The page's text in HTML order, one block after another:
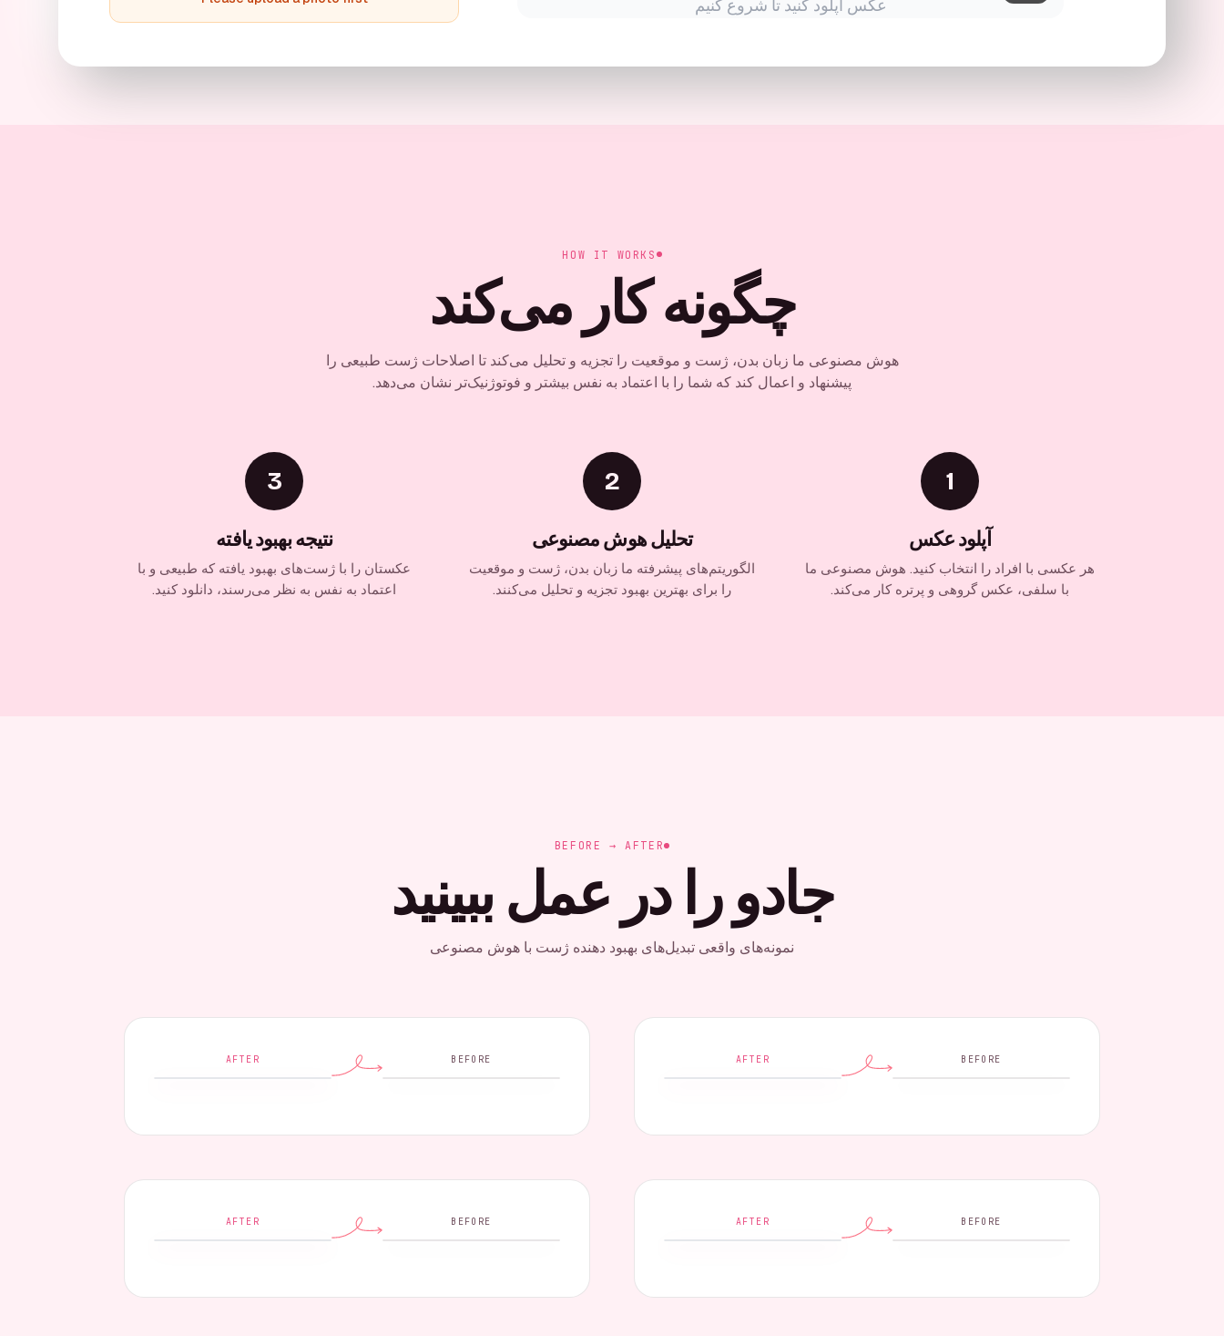
عکس آپلود کنید تا شروع کنیم
HOW IT WORKS
چگونه کار می‌کند
هوش مصنوعی ما زبان بدن، ژست و موقعیت را تجزیه و تحلیل می‌کند تا اصلاحات ژست طبیعی را
پیشنهاد و اعمال کند که شما را با اعتماد به نفس بیشتر و فوتوژنیک‌تر نشان می‌دهد.
1
آپلود عکس
هر عکسی با افراد را انتخاب کنید. هوش مصنوعی ما
با سلفی، عکس گروهی و پرتره کار می‌کند.
2
تحلیل هوش مصنوعی
الگوریتم‌های پیشرفته ما زبان بدن، ژست و موقعیت
را برای بهترین بهبود تجزیه و تحلیل می‌کنند.
3
نتیجه بهبود یافته
عکستان را با ژست‌های بهبود یافته که طبیعی و با
اعتماد به نفس به نظر می‌رسند، دانلود کنید.
BEFORE → AFTER
جادو را در عمل ببینید
نمونه‌های واقعی تبدیل‌های بهبود دهنده ژست با هوش مصنوعی
BEFORE
AFTER
BEFORE
AFTER
BEFORE
AFTER
BEFORE
AFTER